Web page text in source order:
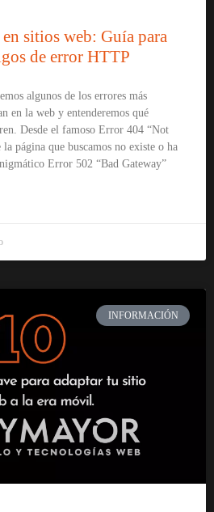
sitios web: Guía para
de error HTTP
algunos de los errores más
en la web y entenderemos qué
Desde el famoso Error 404 “Not
página que buscamos no existe o ha
Error 502 “Bad Gateway”
INFORMACIÓN